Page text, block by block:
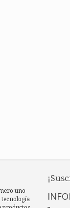
uno
tecnología